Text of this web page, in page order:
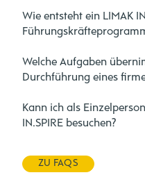
Wie entsteht ein LIMAK
Welche Aufgaben
Durchführung eines
Kann ich als
IN.SPIRE besuchen?
ZU FAQS